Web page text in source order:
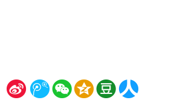
新 腾 微 空 豆